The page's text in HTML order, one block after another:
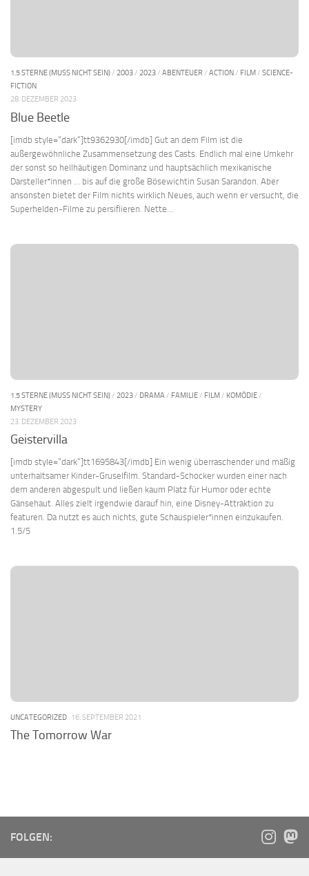
1.5 STERNE (MUSS NICHT SEIN)/ 2003/ 2023/ ABENTEUER / ACTION/ FILM/ SCIENCE-
FICTION
28. DEZEMBER 2023
Blue Beetle
[imdb style=“dark“]tt9362930[/imdb] Gut an dem Film ist die
außergewöhnliche Zusammensetzung des Casts. Endlich mal eine Umkehr
der sonst so hellhäutigen Dominanz und hauptsächlich mexikanische
Darsteller*innen … bis auf die große Bösewichtin Susan Sarandon. Aber
ansonsten bietet der Film nichts wirklich Neues, auch wenn er versucht, die
Superhelden-Filme zu persiflieren. Nette...
1.5 STERNE (MUSS NICHT SEIN) / 2023 / DRAMA / FAMILIE / FILM / KOMÖDIE /
MYSTERY
23. DEZEMBER 2023
Geistervilla
[imdb style=“dark“]tt1695843[/imdb] Ein wenig überraschender und mäßig
unterhaltsamer Kinder-Gruselfilm. Standard-Schocker wurden einer nach
dem anderen abgespult und ließen kaum Platz für Humor oder echte
Gänsehaut. Alles zielt irgendwie darauf hin, eine Disney-Attraktion zu
featuren. Da nutzt es auch nichts, gute Schauspieler*innen einzukaufen.
1.5/5
UNCATEGORIZED 16. SEPTEMBER 2021
The Tomorrow War
FOLGEN: